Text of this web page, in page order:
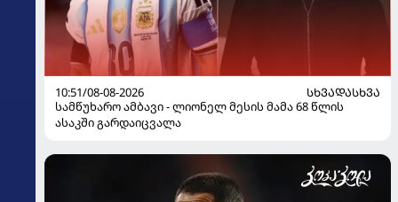
10:51/08-08-2026
ᲡᲮᲕᲐᲓᲐᲡᲮᲕᲐ
სამწუხარო ამბავი - ლიონელ მესის მამა 68 წლის
ასაკში გარდაიცვალა